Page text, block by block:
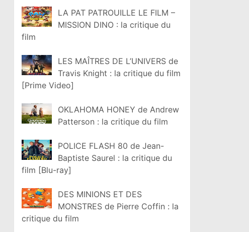
LA PAT PATROUILLE LE FILM –
MISSION DINO : la critique du
film
LES MAÎTRES DE L’UNIVERS de
Travis Knight : la critique du film
[Prime Video]
OKLAHOMA HONEY de Andrew
Patterson : la critique du film
POLICE FLASH 80 de Jean-
Baptiste Saurel : la critique du
film [Blu-ray]
DES MINIONS ET DES
MONSTRES de Pierre Coffin : la
critique du film